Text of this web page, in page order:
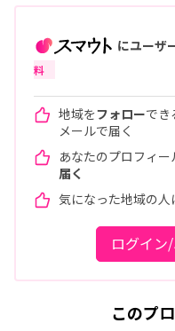
にユーザ
料
地域をフォローでき
メールで届く
あなたのプロフィ
届く
気になった地域の人
ログイン
このプ